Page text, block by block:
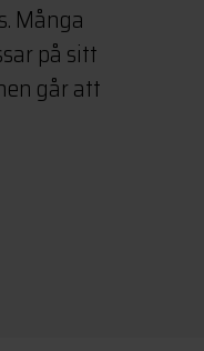
Många
på sitt
går att